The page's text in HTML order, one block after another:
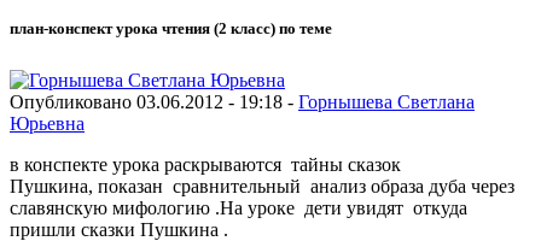
план-конспект урока чтения (2 класс) по теме
Опубликовано 03.06.2012 - 19:18 - Горнышева Светлана
Юрьевна
в конспекте урока раскрываются тайны сказок
Пушкина, показан сравнительный анализ образа дуба через
славянскую мифологию .На уроке дети увидят откуда
пришли сказки Пушкина .